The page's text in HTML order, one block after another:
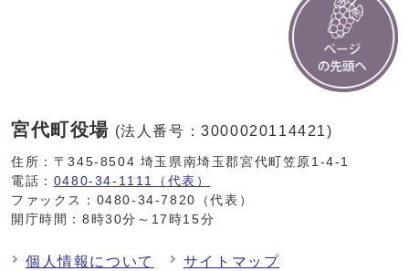
宮代町役場 (法人番号：3000020114421)
住所：〒345-8504 埼玉県南埼玉郡宮代町笠原1-4-1
電話： 0480-34-1111（代表）
ファックス：0480-34-7820（代表）
開庁時間：8時30分～17時15分
個人情報について サイトマップ